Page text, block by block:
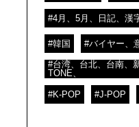
#4月、5月、日記、漢
#韓国 #バイヤー、
#台湾、台北、台南、
TONE、
#K-POP #J-POP